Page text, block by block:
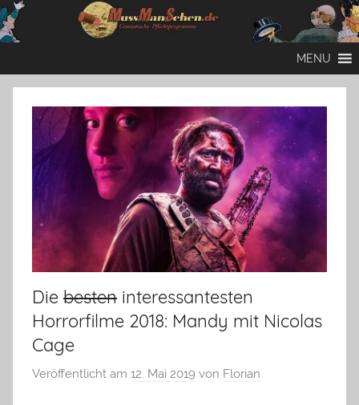
Zum
Inhalt
MENU
Die besten interessantesten
Horrorfilme 2018: Mandy mit Nicolas
Cage
Veröffentlicht am 12. Mai 2019 von Florian